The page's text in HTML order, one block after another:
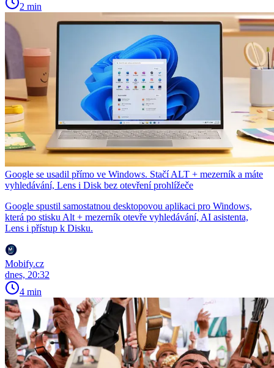
2 min
Google se usadil přímo ve Windows. Stačí ALT + mezerník a máte
vyhledávání, Lens i Disk bez otevření prohlížeče
Google spustil samostatnou desktopovou aplikaci pro Windows,
která po stisku Alt + mezerník otevře vyhledávání, AI asistenta,
Lens i přístup k Disku.
Mobify.cz
dnes, 20:32
4 min